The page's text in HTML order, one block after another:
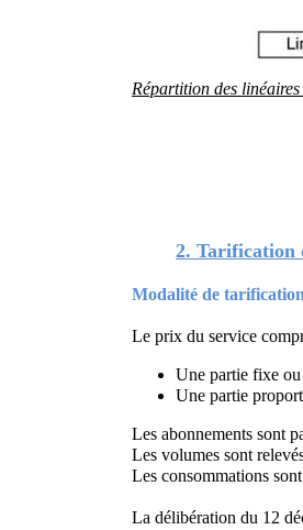
Répartition des
2. Tarification
Modalité de tarification
Le prix du service
Une partie fixe ou
Une partie
Les abonnements sont
Les volumes sont
Les consommations
La délibération du 12